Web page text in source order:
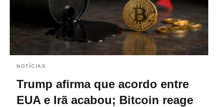
NOTÍCIAS
Trump afirma que acordo entre
EUA e Irã acabou; Bitcoin reage